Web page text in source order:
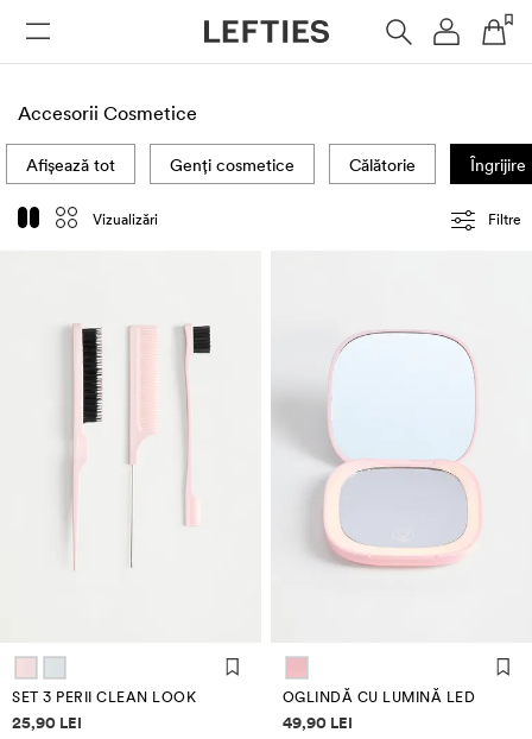
Accesorii Cosmetice
Vizualizări Filtre
Afișează tot Genți cosmetice Călătorie Îngrijire
SET 3 PERII CLEAN LOOK
Informații despre prețuri
25,90 LEI
OGLINDĂ CU LUMINĂ LED
Informații despre prețuri
49,90 LEI